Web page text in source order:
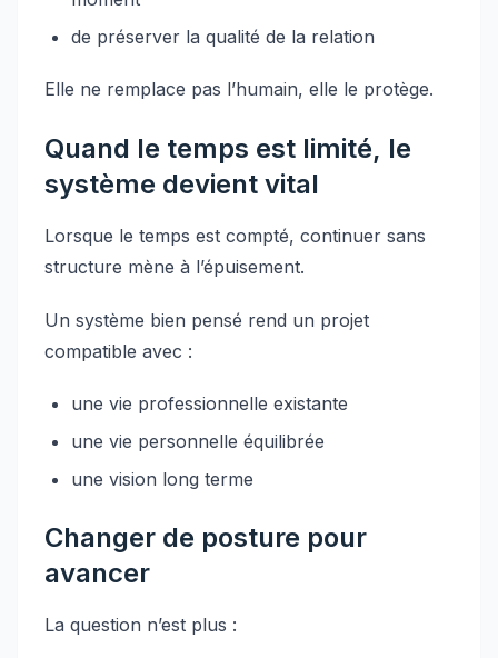
de préserver la qualité de la relation
Elle ne remplace pas l’humain, elle le protège.
Quand le temps est limité, le
système devient vital
Lorsque le temps est compté, continuer sans
structure mène à l’épuisement.
Un système bien pensé rend un projet
compatible avec :
une vie professionnelle existante
une vie personnelle équilibrée
une vision long terme
Changer de posture pour
avancer
La question n’est plus :